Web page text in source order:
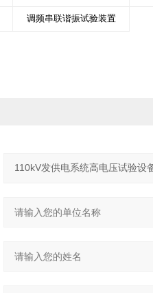
调频串联谐振试验装置